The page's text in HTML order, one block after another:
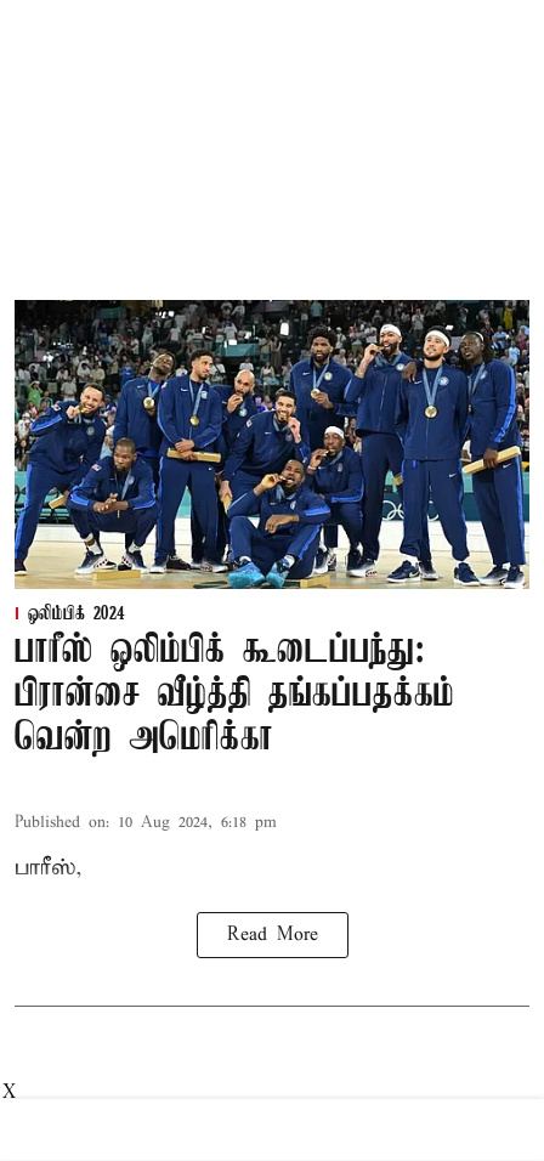
ஒலிம்பிக் 2024
பாரீஸ் ஒலிம்பிக் கூடைப்பந்து:
பிரான்சை வீழ்த்தி தங்கப்பதக்கம்
வென்ற அமெரிக்கா
Published on: 10 Aug 2024, 6:18 pm
பாரீஸ்,
Read More
X